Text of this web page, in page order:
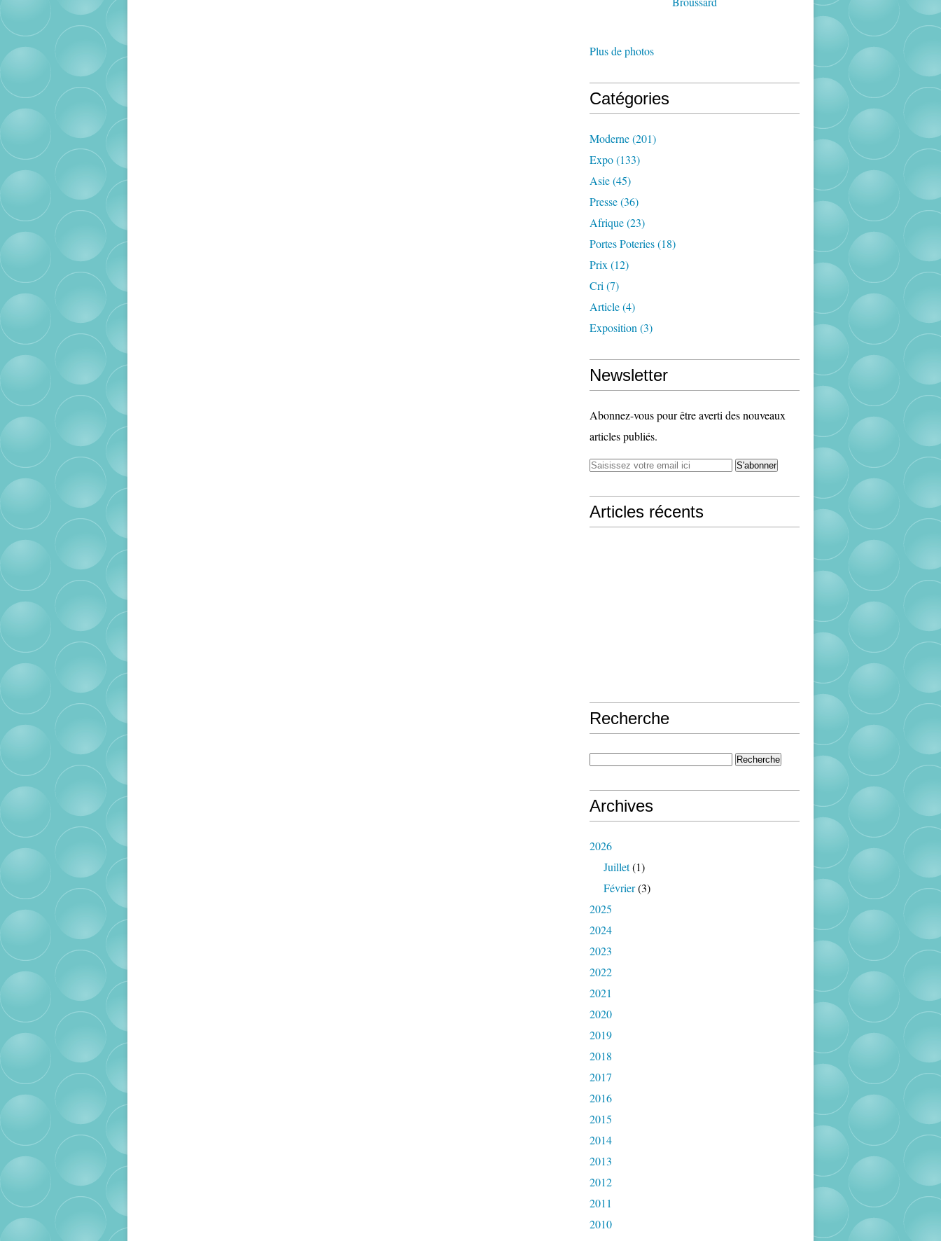
Plus de photos
Catégories
Moderne(201)
Expo(133)
Asie(45)
Presse(36)
Afrique(23)
Portes Poteries(18)
Prix (12)
Cri (7)
Article(4)
Exposition (3)
Newsletter
Abonnez-vous pour être averti des nouveaux
articles publiés.
Articles récents
Recherche
Archives
2026
Juillet(1)
Février(3)
2025
2024
2023
2022
2021
2020
2019
2018
2017
2016
2015
2014
2013
2012
2011
2010